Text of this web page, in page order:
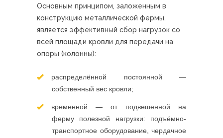
Основным принципом, заложенным в
конструкцию металлической фермы,
является эффективный сбор нагрузок со
всей площади кровли для передачи на
опоры (колонны):
распределённой постоянной —
собственный вес кровли;
временной — от подвешенной на
ферму полезной нагрузки: подъёмно-
транспортное оборудование, чердачное